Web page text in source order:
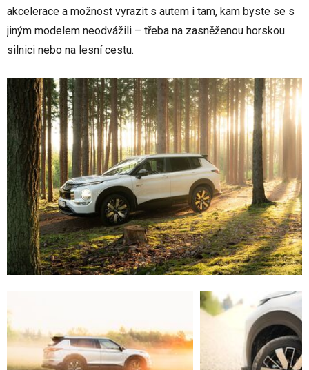
akcelerace a možnost vyrazit s autem i tam, kam byste se s
jiným modelem neodvážili – třeba na zasněženou horskou
silnici nebo na lesní cestu.